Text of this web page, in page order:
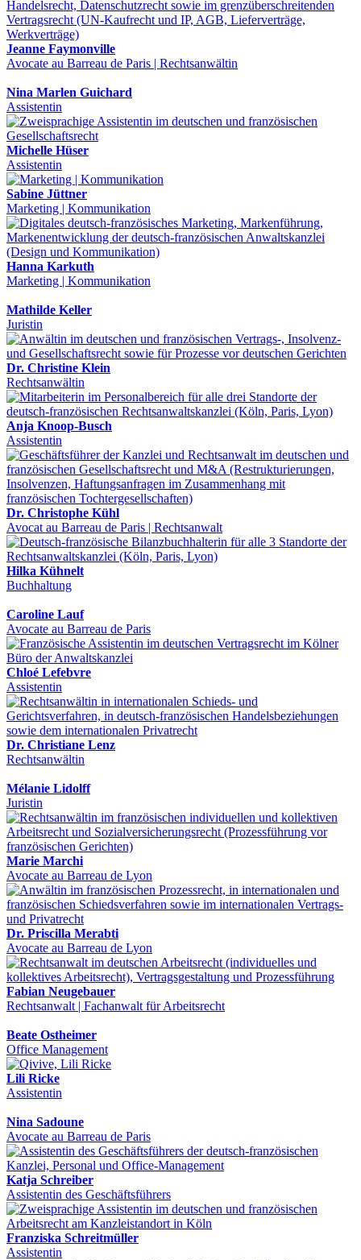
Jeanne Faymonville
Avocate au Barreau de Paris | Rechtsanwältin
Nina Marlen Guichard
Assistentin
Michelle Hüser
Assistentin
Sabine Jüttner
Marketing | Kommunikation
Hanna Karkuth
Marketing | Kommunikation
Mathilde Keller
Juristin
Dr. Christine Klein
Rechtsanwältin
Anja Knoop-Busch
Assistentin
Dr. Christophe Kühl
Avocat au Barreau de Paris | Rechtsanwalt
Hilka Kühnelt
Buchhaltung
Caroline Lauf
Avocate au Barreau de Paris
Chloé Lefebvre
Assistentin
Dr. Christiane Lenz
Rechtsanwältin
Mélanie Lidolff
Juristin
Marie Marchi
Avocate au Barreau de Lyon
Dr. Priscilla Merabti
Avocate au Barreau de Lyon
Fabian Neugebauer
Rechtsanwalt | Fachanwalt für Arbeitsrecht
Beate Ostheimer
Office Management
Lili Ricke
Assistentin
Nina Sadoune
Avocate au Barreau de Paris
Katja Schreiber
Assistentin des Geschäftsführers
Franziska Schreitmüller
Assistentin